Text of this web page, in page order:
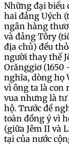
Những đại biểu
hai đảng Uých
ngân hàng
và đảng Tôry
địa chủ) đều
người thay thế
Orănggiơ (1650
nghĩa, dòng họ
vì ông ta là con
vua nhưng là tư
hộ. Trước đề
toàn đồng ý vì
(giữa Jêm II và
tại của nước